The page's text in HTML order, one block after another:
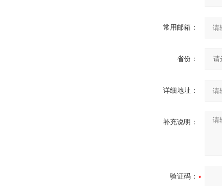
常用邮箱：
省份：
详细地址：
补充说明：
验证码：